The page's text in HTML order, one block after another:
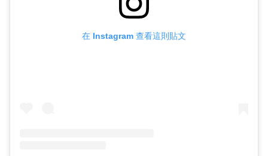
在 Instagram 查看這則貼文